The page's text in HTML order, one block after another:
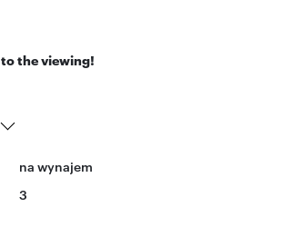
the viewing!
na wynajem
3